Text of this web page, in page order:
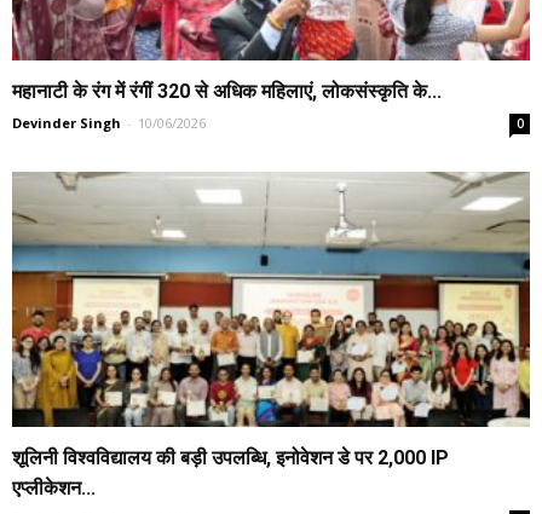
महानाटी के रंग में रंगीं 320 से अधिक महिलाएं, लोकसंस्कृति के...
Devinder Singh - 10/06/2026 0
शूलिनी विश्वविद्यालय की बड़ी उपलब्धि, इनोवेशन डे पर 2,000 IP
एप्लीकेशन...